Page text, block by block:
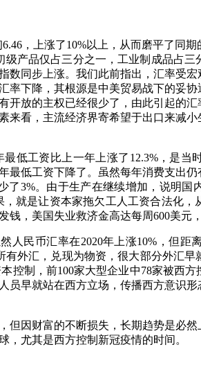
，上涨了10%以上，从而磨平了同
产品仅占三分之一，工业制成品占
同步上涨。我们此前指出，汇率受
下降，其根源是中美贸易战下的妥
放的主权已经很少了，由此引起的
看，主流经济界寄希望于出口来减
低工资比上一年上涨了12.3%，是
低工资下降了。虽然每年消费支出
3%。由于生产在继续增加，说明
就是让资本家拖欠工人工资合法化
，美国失业救济金高达每周600美元
人民币汇率在2020年上涨10%，但距
外汇，兑现为物资，很大部分外汇
制，前100家大型企业中78家被西
早就站在西方立场，传播西方意识
因财富的不断损失，长期趋势是必
尤其是西方控制新冠疫情的时间。